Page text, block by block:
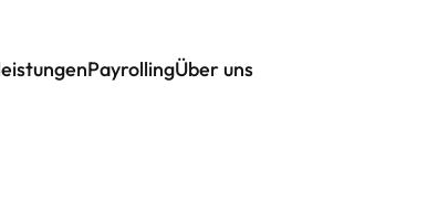
PayrollingÜber uns